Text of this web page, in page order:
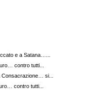
e a Satana…...
contro tutti...
si...
contro tutti...